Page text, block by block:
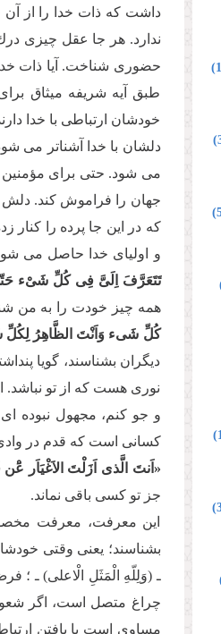
داشت كه ذات خدا را از
ندارد. هر جا عقل چیزى
حضورى شناخت. آیا ذات
طبق آیه شریفه میثاق
خودشان ارتباطى با خدا
دلشان با خدا آشناتر مى
مى شود. حتى براى
جهان را فراموش كند. دلش
كه در این جا پرده را
و اولیاى خدا حاصل مى
تَتَعَرَّفَ اِلَىَّ فِى كُلِّ شَىْء
همه چیز خودت را به من
كُلِّ شَىء وَاَنْتَ الظَّاهِرُ
دیگران بشناسند، گویا
نورى هست كه از تو نباشد.
و جو كنم، مجهول نبوده
كسانى است كه قدم در وادى
«اَنتَ الَّذى اَزَلْتَ الاَغْیَاَر
جز تو كسى باقى نماند.
این معرفت، معرفت
بشناسند؛ یعنى وقتى
ـ (وَلِلّهِ الْمَثَلِ الْاعلى) ـ ؛
چراغ متصل است، اگر
مساوى است با یافتن